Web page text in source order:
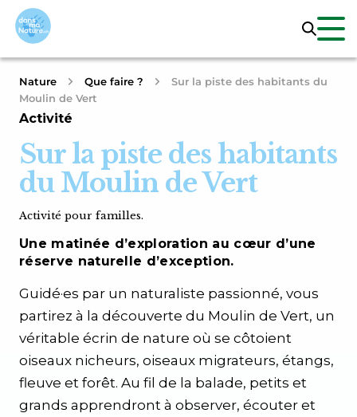
Nature Que faire ?
Sur la piste des habitants du
Moulin de Vert
Activité
Sur la piste des habitants
du Moulin de Vert
Activité pour familles.
Une matinée d’exploration au cœur d’une
réserve naturelle d’exception.
Guidé·es par un naturaliste passionné, vous
partirez à la découverte du Moulin de Vert, un
véritable écrin de nature où se côtoient
oiseaux nicheurs, oiseaux migrateurs, étangs,
fleuve et forêt. Au fil de la balade, petits et
grands apprendront à observer, écouter et